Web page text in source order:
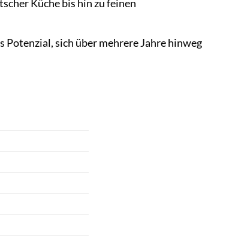
Küche bis hin zu feinen
sich über mehrere Jahre hinweg